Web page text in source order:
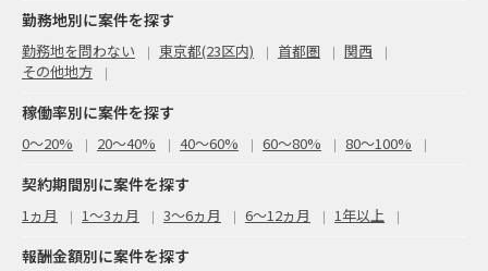
勤務地別に案件を探す
勤務地を問わない 東京都(23区内) 首都圏
関西
その他地方
稼働率別に案件を探す
0〜20% 20〜40% 40〜60% 60〜80% 80〜100%
契約期間別に案件を探す
1ヵ月 1～3ヵ月 3～6ヵ月 6～12ヵ月 1年以上
報酬金額別に案件を探す